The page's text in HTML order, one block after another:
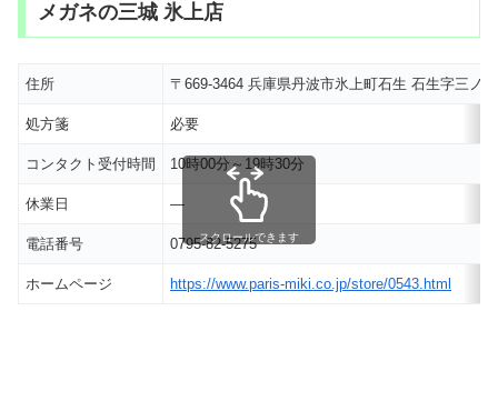
メガネの三城 氷上店
住所 〒669-3464 兵庫県丹波市氷上町石生 石生字三ノ
処方箋 必要
コンタクト受付時間 10時00分～19時30分
休業日 ―
電話番号 0795-82-5275
ホームページ https://www.paris-miki.co.jp/store/0543.html
スクロールできます